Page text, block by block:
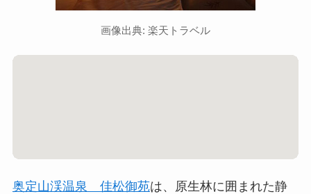
画像出典: 楽天トラベル
奥定山渓温泉 佳松御苑は、原生林に囲まれた静